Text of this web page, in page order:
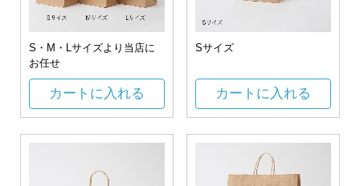
S・M・Lサイズより当店に
お任せ
カートに入れる
Sサイズ
カートに入れる